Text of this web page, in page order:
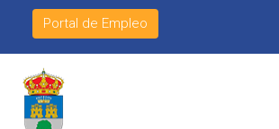
Portal de Empleo